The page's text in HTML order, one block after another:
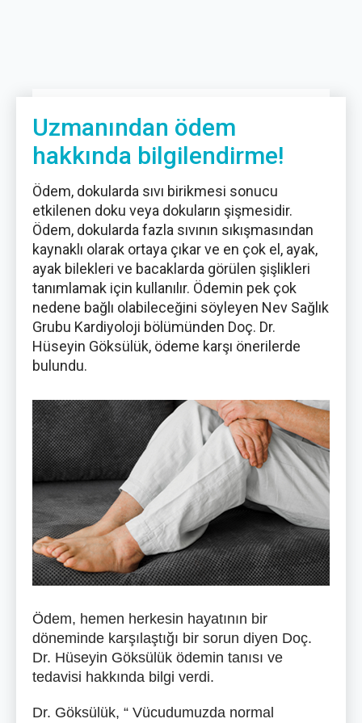
Uzmanından ödem
hakkında bilgilendirme!
Ödem, dokularda sıvı birikmesi sonucu
etkilenen doku veya dokuların şişmesidir.
Ödem, dokularda fazla sıvının sıkışmasından
kaynaklı olarak ortaya çıkar ve en çok el, ayak,
ayak bilekleri ve bacaklarda görülen şişlikleri
tanımlamak için kullanılır. Ödemin pek çok
nedene bağlı olabileceğini söyleyen Nev Sağlık
Grubu Kardiyoloji bölümünden Doç. Dr.
Hüseyin Göksülük, ödeme karşı önerilerde
bulundu.
Ödem, hemen herkesin hayatının bir
döneminde karşılaştığı bir sorun diyen Doç.
Dr. Hüseyin Göksülük ödemin tanısı ve
tedavisi hakkında bilgi verdi.
Dr. Göksülük, “ Vücudumuzda normal